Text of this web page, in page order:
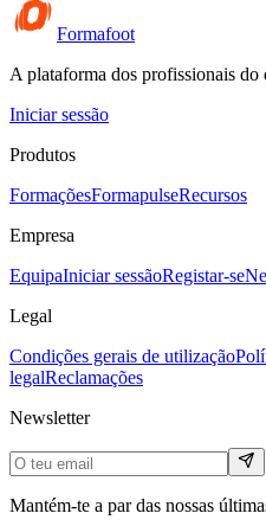
Formafoot
A plataforma dos profissionais do
Iniciar sessão
Produtos
FormaçõesFormapulseRecursos
Empresa
EquipaIniciar sessãoRegistar-se
Legal
Condições gerais de utilização
legalReclamações
Newsletter
Mantém-te a par das nossas